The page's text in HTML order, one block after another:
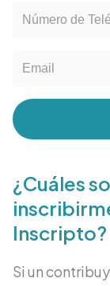
¿Cuáles
Inscripto?
Si un